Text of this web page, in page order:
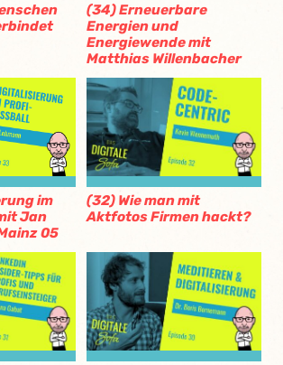
(34) Erneuerbare
Energien und
Energiewende mit
Matthias Willenbacher
im
Jan
05
(32) Wie man mit
Aktfotos Firmen hackt?